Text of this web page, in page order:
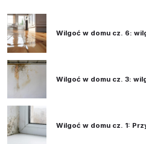
Wilgoć w domu cz. 6:
Wilgoć w domu cz. 3:
Wilgoć w domu cz. 1: